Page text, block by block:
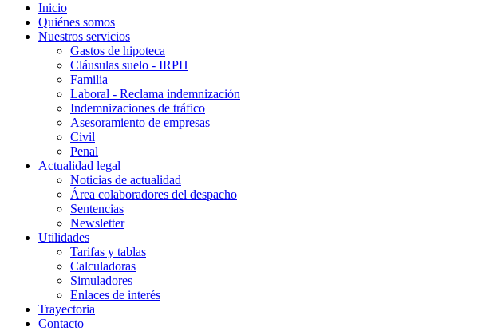
Inicio
Quiénes somos
Nuestros servicios
Gastos de hipoteca
Cláusulas suelo - IRPH
Familia
Laboral - Reclama indemnización
Indemnizaciones de tráfico
Asesoramiento de empresas
Civil
Penal
Actualidad legal
Noticias de actualidad
Área colaboradores del despacho
Sentencias
Newsletter
Utilidades
Tarifas y tablas
Calculadoras
Simuladores
Enlaces de interés
Trayectoria
Contacto